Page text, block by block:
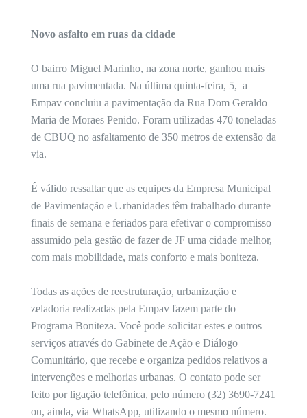
Novo asfalto em ruas da cidade
O bairro Miguel Marinho, na zona norte, ganhou mais
uma rua pavimentada. Na última quinta-feira, 5, a
Empav concluiu a pavimentação da Rua Dom Geraldo
Maria de Moraes Penido. Foram utilizadas 470 toneladas
de CBUQ no asfaltamento de 350 metros de extensão da
via.
É válido ressaltar que as equipes da Empresa Municipal
de Pavimentação e Urbanidades têm trabalhado durante
finais de semana e feriados para efetivar o compromisso
assumido pela gestão de fazer de JF uma cidade melhor,
com mais mobilidade, mais conforto e mais boniteza.
Todas as ações de reestruturação, urbanização e
zeladoria realizadas pela Empav fazem parte do
Programa Boniteza. Você pode solicitar estes e outros
serviços através do Gabinete de Ação e Diálogo
Comunitário, que recebe e organiza pedidos relativos a
intervenções e melhorias urbanas. O contato pode ser
feito por ligação telefônica, pelo número (32) 3690-7241
ou, ainda, via WhatsApp, utilizando o mesmo número.